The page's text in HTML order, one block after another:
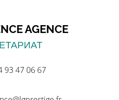
AGENCE
93 47 06 67